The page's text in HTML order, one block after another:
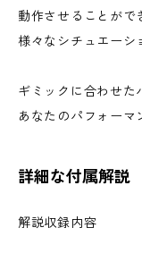
動作させることがで
様々なシチュエーシ
ギミックに合わせた
あなたのパフォーマ
詳細な付属解説
解説収録内容